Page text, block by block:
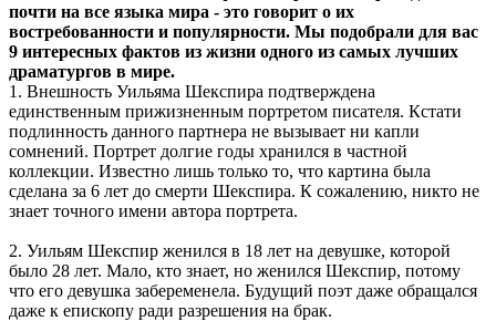
почти на все языка мира - это говорит о их
востребованности и популярности. Мы подобрали для вас
9 интересных фактов из жизни одного из самых лучших
драматургов в мире.
1. Внешность Уильяма Шекспира подтверждена
единственным прижизненным портретом писателя. Кстати
подлинность данного партнера не вызывает ни капли
сомнений. Портрет долгие годы хранился в частной
коллекции. Известно лишь только то, что картина была
сделана за 6 лет до смерти Шекспира. К сожалению, никто не
знает точного имени автора портрета.
2. Уильям Шекспир женился в 18 лет на девушке, которой
было 28 лет. Мало, кто знает, но женился Шекспир, потому
что его девушка забеременела. Будущий поэт даже обращался
даже к епископу ради разрешения на брак.